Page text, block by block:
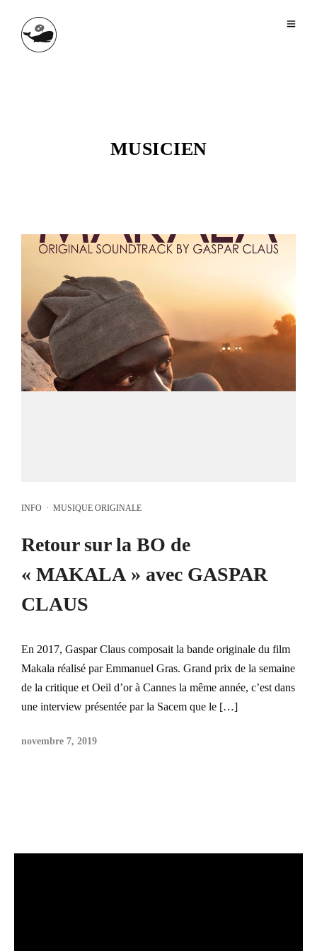
MUSICIEN
INFO · MUSIQUE ORIGINALE
Retour sur la BO de
« MAKALA » avec GASPAR
CLAUS
En 2017, Gaspar Claus composait la bande originale du film
Makala réalisé par Emmanuel Gras. Grand prix de la semaine
de la critique et Oeil d’or à Cannes la même année, c’est dans
une interview présentée par la Sacem que le […]
novembre 7, 2019